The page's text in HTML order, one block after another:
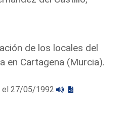
de los locales del
en Cartagena (Murcia).
el 27/05/1992